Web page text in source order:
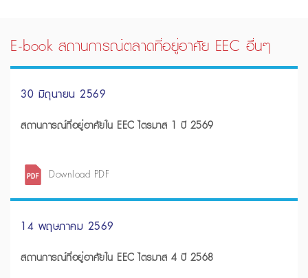
E-book สถานการณ์ตลาดที่อยู่อาศัย EEC อื่นๆ
30 มิถุนายน 2569
สถานการณ์ที่อยู่อาศัยใน EEC ไตรมาส 1 ปี 2569
Download PDF
14 พฤษภาคม 2569
สถานการณ์ที่อยู่อาศัยใน EEC ไตรมาส 4 ปี 2568